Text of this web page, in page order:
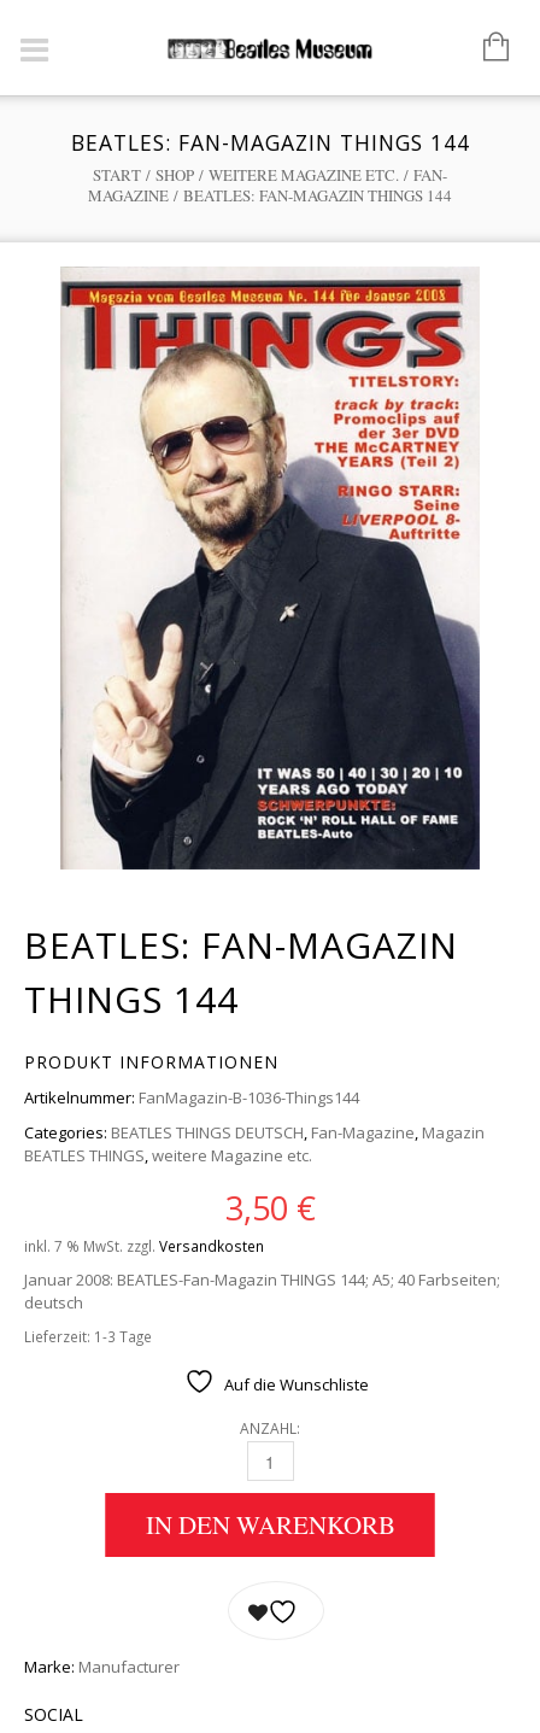
BEATLES: FAN-MAGAZIN THINGS 144
START / SHOP / WEITERE MAGAZINE ETC. / FAN-
MAGAZINE / BEATLES: FAN-MAGAZIN THINGS 144
BEATLES: FAN-MAGAZIN
THINGS 144
PRODUKT INFORMATIONEN
Artikelnummer: FanMagazin-B-1036-Things144
Categories: BEATLES THINGS DEUTSCH Fan-Magazine Magazin
BEATLES THINGS weitere Magazine etc.
3,50 €
inkl. 7 % MwSt. zzgl. Versandkosten
Januar 2008: BEATLES-Fan-Magazin THINGS 144; A5; 40 Farbseiten;
deutsch
Lieferzeit: 1-3 Tage
Auf die Wunschliste
ANZAHL:
BEATLES: FAN-MAGAZIN THINGS 144
IN DEN WARENKORB
Marke: Manufacturer
SOCIAL